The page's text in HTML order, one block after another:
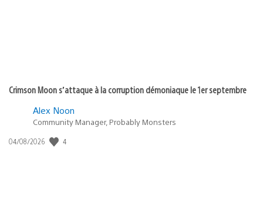
Crimson Moon s’attaque à la corruption démoniaque le 1er septembre
Alex Noon
Community Manager, Probably Monsters
Date
04/08/2026 4